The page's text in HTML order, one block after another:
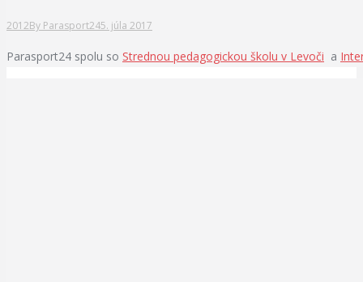
2012By Parasport245. júla 2017
Parasport24 spolu so Strednou pedagogickou školu v Levoči a